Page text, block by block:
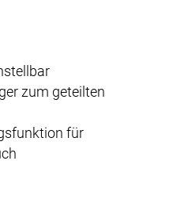
zum geteilten
für